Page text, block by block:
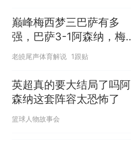
巅峰梅西梦三巴萨有多
强，巴萨3-1阿森纳，梅
西梅开二度，哈维、伊涅
老皢尾声体育解说 1跟贴
英超真的要大结局了吗阿
森纳这套阵容太恐怖了
篮球人物故事会